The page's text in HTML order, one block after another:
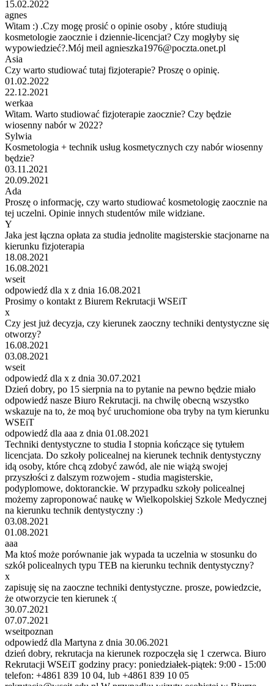
15.02.2022
agnes
Witam :) .Czy mogę prosić o opinie osoby , które studiują
kosmetologie zaocznie i dziennie-licencjat? Czy mogłyby się
wypowiedzieć?.Mój meil agnieszka1976@poczta.onet.pl
Asia
Czy warto studiować tutaj fizjoterapie? Proszę o opinię.
01.02.2022
22.12.2021
werkaa
Witam. Warto studiować fizjoterapie zaocznie? Czy będzie
wiosenny nabór w 2022?
Sylwia
Kosmetologia + technik usług kosmetycznych czy nabór wiosenny
będzie?
03.11.2021
20.09.2021
Ada
Proszę o informację, czy warto studiować kosmetologię zaocznie na
tej uczelni. Opinie innych studentów mile widziane.
Y
Jaka jest łączna opłata za studia jednolite magisterskie stacjonarne na
kierunku fizjoterapia
18.08.2021
16.08.2021
wseit
odpowiedź dla x z dnia 16.08.2021
Prosimy o kontakt z Biurem Rekrutacji WSEiT
x
Czy jest już decyzja, czy kierunek zaoczny techniki dentystyczne się
otworzy?
16.08.2021
03.08.2021
wseit
odpowiedź dla x z dnia 30.07.2021
Dzień dobry, po 15 sierpnia na to pytanie na pewno będzie miało
odpowiedź nasze Biuro Rekrutacji. na chwilę obecną wszystko
wskazuje na to, że moą być uruchomione oba tryby na tym kierunku
WSEiT
odpowiedź dla aaa z dnia 01.08.2021
Techniki dentystyczne to studia I stopnia kończące się tytułem
licencjata. Do szkoły policealnej na kierunek technik dentystyczny
idą osoby, które chcą zdobyć zawód, ale nie wiążą swojej
przyszłości z dalszym rozwojem - studia magisterskie,
podyplomowe, doktoranckie. W przypadku szkoły policealnej
możemy zaproponować naukę w Wielkopolskiej Szkole Medycznej
na kierunku technik dentystyczny :)
03.08.2021
01.08.2021
aaa
Ma ktoś może porównanie jak wypada ta uczelnia w stosunku do
szkół policealnych typu TEB na kierunku technik dentystyczny?
x
zapisuję się na zaoczne techniki dentystyczne. prosze, powiedzcie,
że otworzycie ten kierunek :(
30.07.2021
07.07.2021
wseitpoznan
odpowiedź dla Martyna z dnia 30.06.2021
dzień dobry, rekrutacja na kierunek rozpoczęła się 1 czerwca. Biuro
Rekrutacji WSEiT godziny pracy: poniedziałek-piątek: 9:00 - 15:00
telefon: +4861 839 10 04, lub +4861 839 10 05